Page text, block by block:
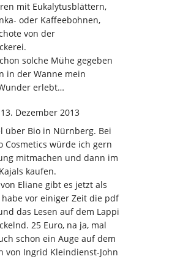
mit Eukalytusblättern,
oder Kaffeebohnen,
von der
solche Mühe gegeben
in der Wanne mein
erlebt…
Dezember 2013
über Bio in Nürnberg. Bei
Cosmetics würde ich gern
mitmachen und dann im
kaufen.
Eliane gibt es jetzt als
habe vor einiger Zeit die pdf
das Lesen auf dem Lappi
25 Euro, na ja, mal
schon ein Auge auf dem
von Ingrid Kleindienst-John